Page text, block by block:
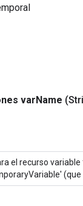
varName
el recurso
(que